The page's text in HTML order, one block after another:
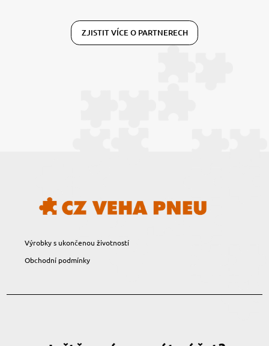
ZJISTIT VÍCE O PARTNERECH
Výrobky s ukončenou životností
Obchodní podmínky